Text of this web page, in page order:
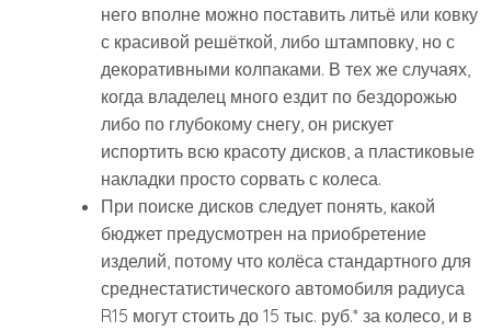
него вполне можно поставить литьё или ковку
с красивой решёткой, либо штамповку, но с
декоративными колпаками. В тех же случаях,
когда владелец много ездит по бездорожью
либо по глубокому снегу, он рискует
испортить всю красоту дисков, а пластиковые
накладки просто сорвать с колеса.
При поиске дисков следует понять, какой
бюджет предусмотрен на приобретение
изделий, потому что колёса стандартного для
среднестатистического автомобиля радиуса
R15 могут стоить до 15 тыс. руб.* за колесо, и в